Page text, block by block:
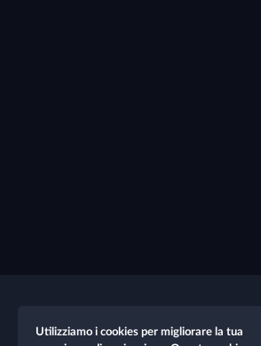
Utilizziamo i cookies per migliorare la tua